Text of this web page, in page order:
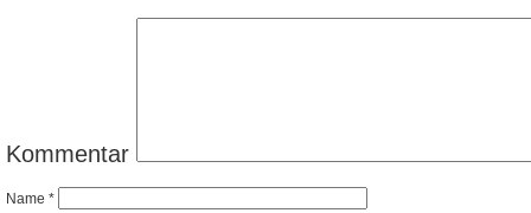
Kommentar
Name *